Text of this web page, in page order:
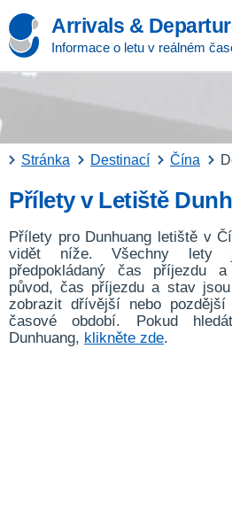
Arrivals &
Informace o letu v reálném
Stránka Destinací Čína
Přílety v Letiště
Přílety pro Dunhuang letiště v
vidět níže. Všechny lety
předpokládaný čas příjezdu
původ, čas příjezdu a stav
zobrazit dřívější nebo pozdější
časové období. Pokud
Dunhuang, klikněte zde.